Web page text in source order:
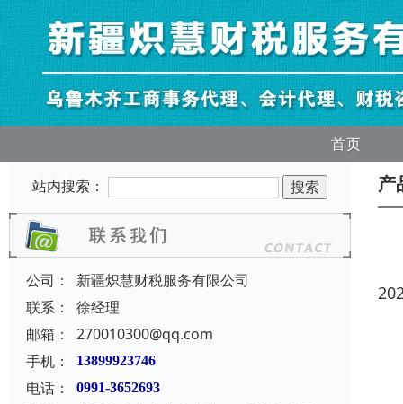
首页
站内搜索：
公司：
新疆炽慧财税服务有限公司
联系：
徐经理
邮箱：
270010300@qq.com
手机：
13899923746
电话： 0991-3652693
产